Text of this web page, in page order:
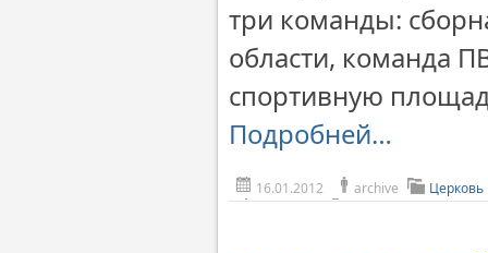
три команды:
области, команда
спортивную
Подробней…
16.01.2012 archive